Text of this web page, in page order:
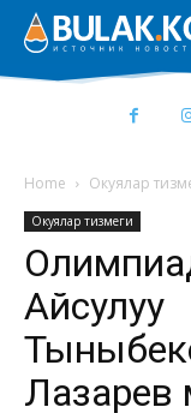
Home Окуялар
Окуялар тизмеги
Айсулуу
Лазарев